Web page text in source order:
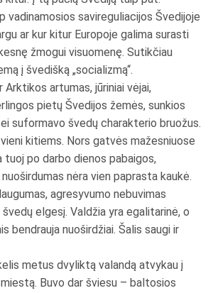
vadinamosios savireguliacijos Švedijoje
ar kur kitur Europoje galima surasti
žmogui visuomenę. Sutikčiau
į švedišką „socializmą“.
artumas, jūriniai vėjai,
pietų Švedijos žemės, sunkios
suformavo švedų charakterio bruožus.
kitiems. Nors gatvės mažesniuose
po darbo dienos pabaigos,
nėra vien paprasta kaukė.
agresyvumo nebuvimas
elgesį. Valdžia yra egalitarinė, o
bendrauja nuoširdžiai. Šalis saugi ir
metus dvyliktą valandą atvykau į
Buvo dar šviesu – baltosios